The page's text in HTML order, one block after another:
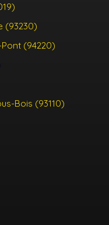
(93230)
(94220)
Bois (93110)